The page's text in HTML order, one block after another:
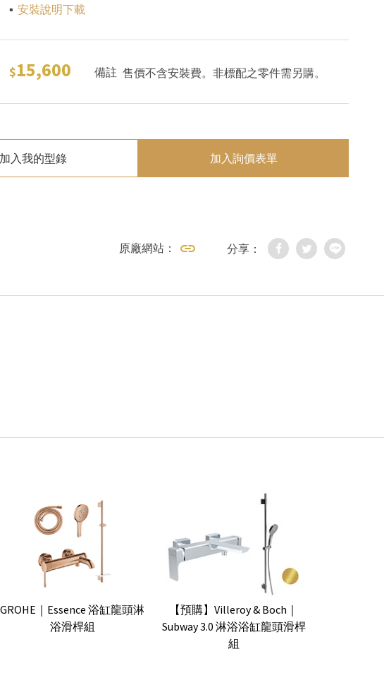
▪ 安裝說明下載
15,600 備註 售價不含安裝費。非標配之零件需另購。
加入我的型錄 加入詢價表單
原廠網站： 分享：
GROHE｜Essence 浴缸龍頭淋
浴滑桿組
【預購】Villeroy & Boch｜
Subway 3.0 淋浴浴缸龍頭滑桿
組